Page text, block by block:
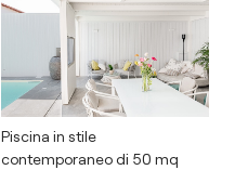
Piscina in stile
contemporaneo di 50 mq